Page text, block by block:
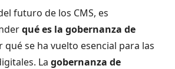
futuro de los CMS, es
qué es la gobernanza de
qué se ha vuelto esencial para las
La gobernanza de